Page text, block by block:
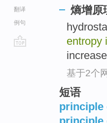
翻译
例句
熵增原
entropy
基于2个
短语
principle